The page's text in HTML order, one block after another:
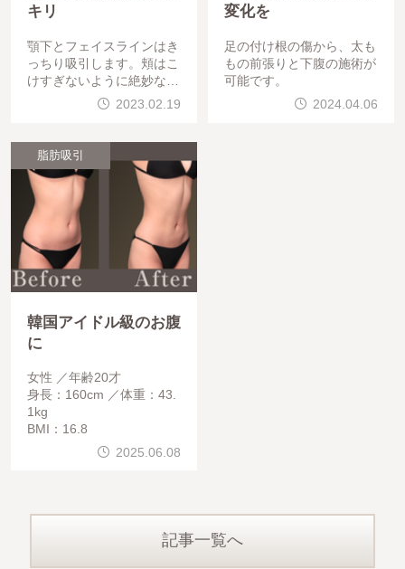
キリ
顎下とフェイスラインはき
っちり吸引します。頬はこ
けすぎないように絶妙なバ
ランスで吸引します。印象
2023.02.19
変化を
足の付け根の傷から、太も
もの前張りと下腹の施術が
可能です。
2024.04.06
脂肪吸引
韓国アイドル級のお腹
に
女性
年齢20才
身長：160cm
体重：43.
1kg
BMI：16.8
2025.06.08
記事一覧へ